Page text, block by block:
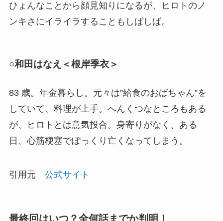
ひょんなことから顔見知りになるが、ヒロトのノ
ンキさにイライラすることもしばしば。
○和田はなえ＜根岸季衣＞
83 歳。年金暮らし。元々は”給食のおばちゃん”を
していて、料理が上手。へんくつなところもある
が、ヒロトとは意気投合。身寄りがなく、ある
日、心筋梗塞でぽっくり亡くなってしまう。
引用元 公式サイト
最終回はいつ？全何話までか判明！